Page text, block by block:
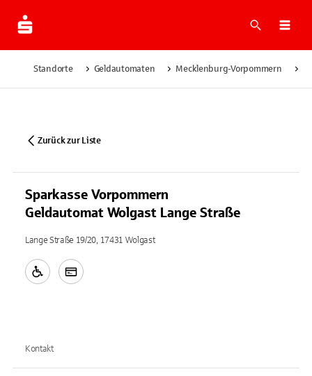
Suche
Standorte Geldautomaten Mecklenburg-Vorpommern
Zurück zur Liste
Sparkasse Vorpommern
Geldautomat Wolgast Lange Straße
Lange Straße 19/20, 17431 Wolgast
Kontakt